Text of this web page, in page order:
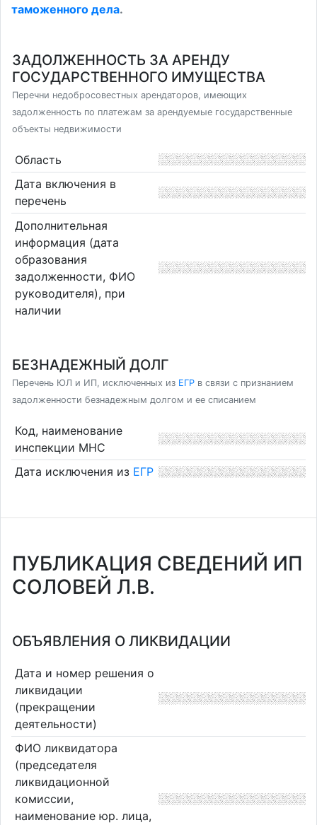
таможенного дела.
ЗАДОЛЖЕННОСТЬ ЗА АРЕНДУ
ГОСУДАРСТВЕННОГО ИМУЩЕСТВА
Перечни недобросовестных арендаторов, имеющих
задолженность по платежам за арендуемые государственные
объекты недвижимости
Область
Дата включения в
перечень
Дополнительная
информация (дата
образования
задолженности, ФИО
руководителя), при
наличии
БЕЗНАДЕЖНЫЙ ДОЛГ
Перечень ЮЛ и ИП, исключенных из ЕГР в связи с признанием
задолженности безнадежным долгом и ее списанием
Код, наименование
инспекции МНС
Дата исключения из ЕГР
ПУБЛИКАЦИЯ СВЕДЕНИЙ ИП
СОЛОВЕЙ Л.В.
ОБЪЯВЛЕНИЯ О ЛИКВИДАЦИИ
Дата и номер решения о
ликвидации
(прекращении
деятельности)
ФИО ликвидатора
(председателя
ликвидационной
комиссии,
наименование юр. лица,